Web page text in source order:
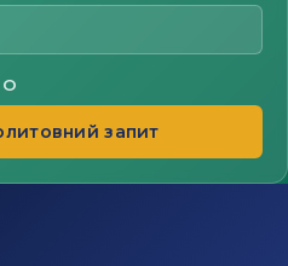
запит